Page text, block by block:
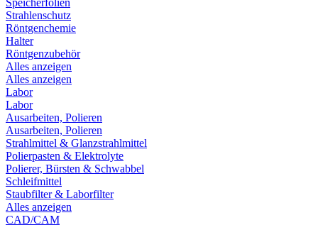
Speicherfolien
Strahlenschutz
Röntgenchemie
Halter
Röntgenzubehör
Alles anzeigen
Alles anzeigen
Labor
Labor
Ausarbeiten, Polieren
Ausarbeiten, Polieren
Strahlmittel & Glanzstrahlmittel
Polierpasten & Elektrolyte
Polierer, Bürsten & Schwabbel
Schleifmittel
Staubfilter & Laborfilter
Alles anzeigen
CAD/CAM